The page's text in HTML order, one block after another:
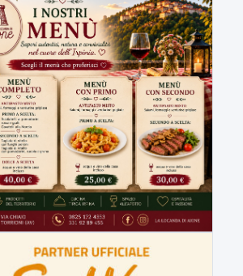
2026 ATTUALITÀ
acque nelle mani di ACEA
Acque prende forma: costituita
la società per la...